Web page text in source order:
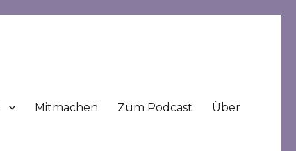
Mitmachen Zum Podcast Über